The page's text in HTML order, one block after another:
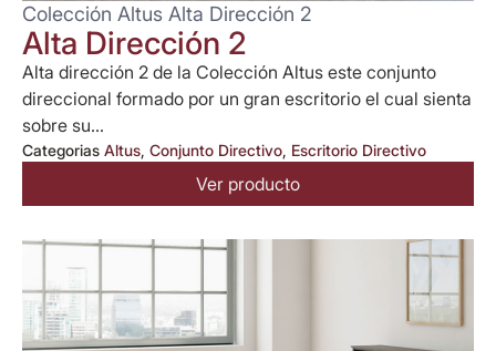
Colección Altus Alta Dirección 2
Alta Dirección 2
Alta dirección 2 de la Colección Altus este conjunto
direccional formado por un gran escritorio el cual sienta
sobre su...
Categorias Altus, Conjunto Directivo, Escritorio Directivo
Ver producto